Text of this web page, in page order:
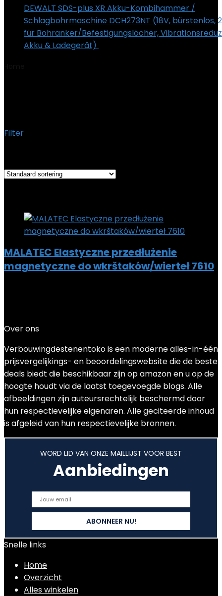
DEWALT SDS-plus XR Akku-Kombihammer /
Schlagbohrmaschine DCH273NT (18V, bürstenlos,
für Bohranker/Befestigungslöcher,
Akku & Ladegerät)
Filter
MALATEC Elastyczne przedłużenie
magnetyczne do wkrštaków/wierteł 7610
Over ons
Verbouwingdestenentoko is een moderne alles-in-één
prijsvergelijkings- en beoordelingswebsite die de beste
deals biedt die beschikbaar zijn op amazon en u op de
hoogte houdt via de laatst toegevoegde blogs. Alle
afbeeldingen zijn auteursrechtelijk beschermd door
hun respectievelijke eigenaren. Alle geciteerde inhoud
is afgeleid van hun respectievelijke bronnen.
WORD LID VAN ONZE MAILLIJST VOOR BEST
Aanbiedingen
Snelle links
Home
Overzicht
Alles winkelen